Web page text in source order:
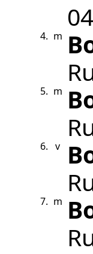
4. m
5. m
6. v
7. m